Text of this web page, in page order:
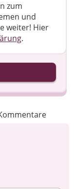
zum
und
weiter! ​Hier
.